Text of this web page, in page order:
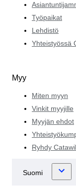
Työpaikat
Lehdistö
Yhteistyössä
Myy
Miten myyn
Vinkit myyjille
Myyjän ehdot
Ryhdy